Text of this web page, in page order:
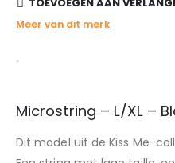
TOEVOEGEN AAN
Meer van dit merk
Microstring – L/XL –
Dit model uit de Kiss Me-